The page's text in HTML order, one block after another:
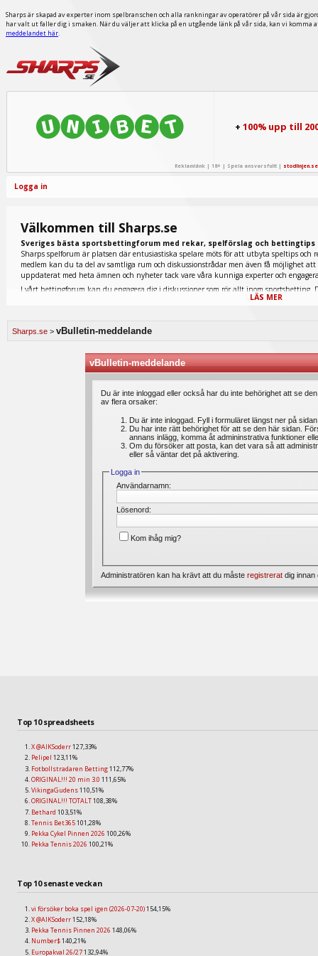
Sharps är skapad av experter inom spelbranschen och alla rankningar av operatörer på vår sida är
har valt ut faller dig i smaken. När du väljer att klicka på en utgående länk på vår sida, kan vi
meddelandet här.
+100% upp till
Reklamlänk | 18+ | Spela ansvarsfullt | stodlinjen.se
Logga in
Välkommen till Sharps.se
Sveriges bästa sportsbettingforum med rekar, spelförslag och bettingtips
Sharps spelforum är platsen där entusiastiska spelare möts för att utbyta speltips och
medlem kan du ta del av samtliga rum och diskussionstrådar men även få möjlighet
uppdaterat med heta ämnen och nyheter tack vare våra kunniga experter och
I vårt bettingforum kan du engagera dig i diskussioner som rör allt inom sportsbetting.
tennis finns representerade nedan men även extremt populära fantasy sports och e-
Vi lägger ständigt ut nya artiklar i vårt oddsforum där medlemmar kan läsa
förbättras. Välkommen!
Bli medlem gratishos oss och du kommer att få möjlighet att skapa trådar, skriva
LÄS MER
Sharps.se > vBulletin-meddelande
vBulletin-meddelande
Du är inte inloggad eller också har du inte behörighet att se
av flera orsaker:
Du är inte inloggad. Fyll i formuläret längst ner på
Du har inte rätt behörighet för att se den här sidan.
annans inlägg, komma åt admininstrativa funktioner
Om du försöker att posta, kan det vara så att
eller så väntar det på aktivering.
Logga in
Användarnamn:
Lösenord:
Kom ihåg mig?
Administratören kan ha krävt att du måste registrerat dig innan
Top 10 spreadsheets
X @AIKSoderr127,33%
Pelipel 123,11%
Fotbollstradaren Betting112,77%
ORIGINAL!!! 20 min 3.0 111,65%
VikingaGudens110,51%
ORIGINAL!!! TOTALT108,38%
Bethard 103,51%
Tennis Bet365101,28%
Pekka Cykel Pinnen 2026 100,26%
Pekka Tennis 2026 100,21%
Top 10 senaste veckan
vi försöker boka spel igen (2026-07-20)154,15%
X @AIKSoderr152,18%
Pekka Tennis Pinnen 2026 148,06%
Number$140,21%
Europakval 26/27132,94%